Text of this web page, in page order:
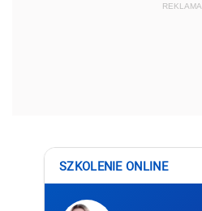
REKLAMA
SZKOLENIE ONLINE